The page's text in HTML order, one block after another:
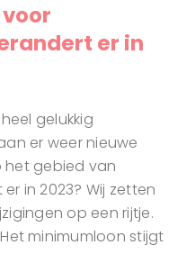
er in
gelukkig
er weer nieuwe
het gebied van
in 2023? Wij zetten
op een rijtje.
minimumloon stijgt